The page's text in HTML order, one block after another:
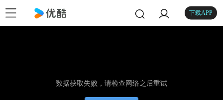
下载APP
数据获取失败，请检查网络之后重试